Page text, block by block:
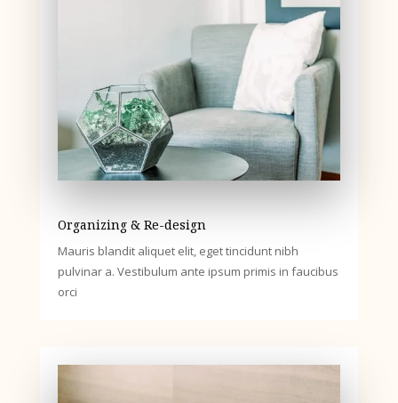
Organizing & Re-design
Mauris blandit aliquet elit, eget tincidunt nibh
pulvinar a. Vestibulum ante ipsum primis in faucibus
orci